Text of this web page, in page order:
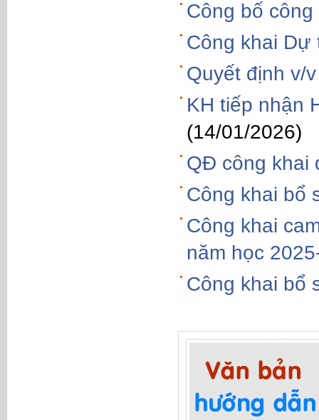
Công bố
Công khai Dự
Quyết định v/
KH tiếp nhận
(14/01/2026)
QĐ công khai
Công khai bổ
Công khai
năm học
Công khai bổ